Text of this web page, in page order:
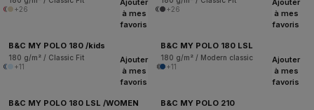
+26
+26
Ajouter
à mes
favoris
B&C MY POLO 180 /kids
180 g/m² / Classic Fit
+11
Ajouter
à mes
favoris
B&C MY POLO 180 LSL
180 g/m² / Modern classic
+11
Ajouter
à mes
favoris
B&C MY POLO 180 LSL /WOMEN
Ajouter
à mes
favoris
B&C MY POLO 210